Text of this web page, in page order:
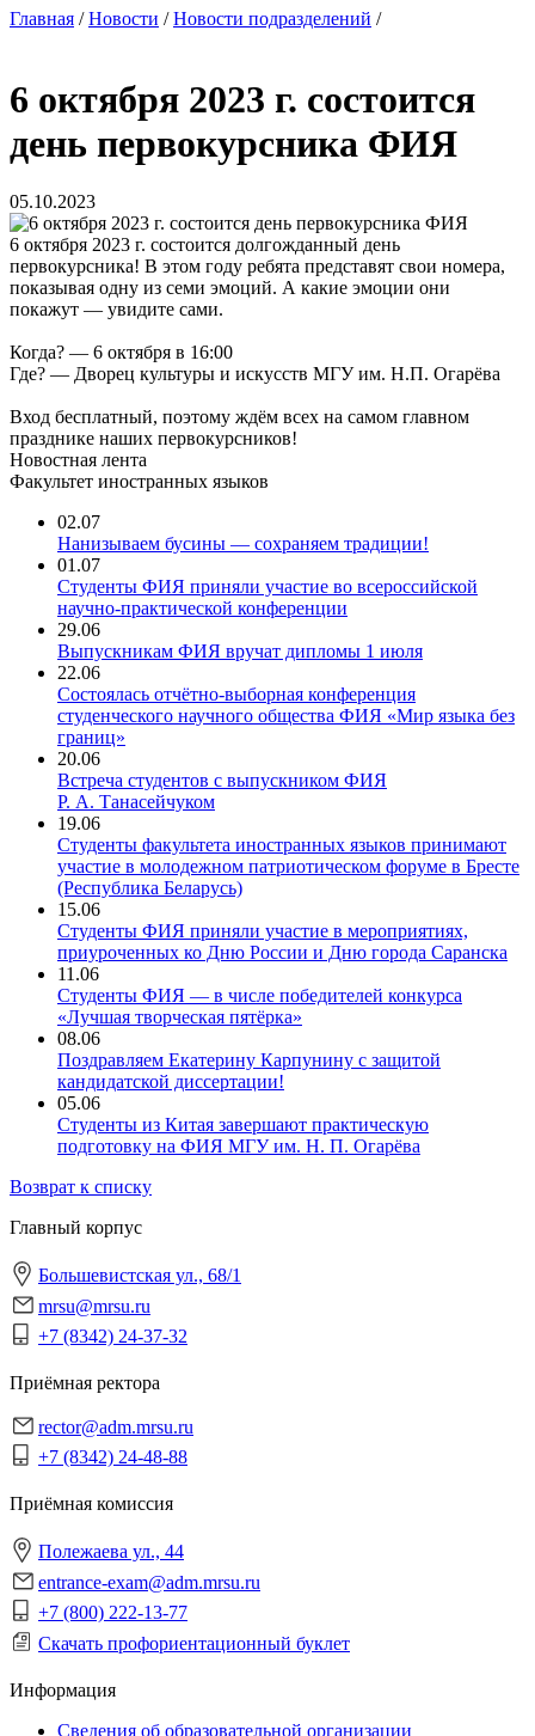
Главная /Новости /Новости подразделений /
6 октября 2023 г. состоится
день первокурсника ФИЯ
05.10.2023
6 октября 2023 г. состоится долгожданный день
первокурсника! В этом году ребята представят свои номера,
показывая одну из семи эмоций. А какие эмоции они
покажут — увидите сами.
Когда? — 6 октября в 16:00
Где? — Дворец культуры и искусств МГУ им. Н.П. Огарёва
Вход бесплатный, поэтому ждём всех на самом главном
празднике наших первокурсников!
Новостная лента
Факультет иностранных языков
02.07
Нанизываем бусины — сохраняем традиции!
01.07
Студенты ФИЯ приняли участие во всероссийской
научно-практической конференции
29.06
Выпускникам ФИЯ вручат дипломы 1 июля
22.06
Состоялась отчётно-выборная конференция
студенческого научного общества ФИЯ «Мир языка без
границ»
20.06
Встреча студентов с выпускником ФИЯ
Р. А. Танасейчуком
19.06
Студенты факультета иностранных языков принимают
участие в молодежном патриотическом форуме в Бресте
(Республика Беларусь)
15.06
Студенты ФИЯ приняли участие в мероприятиях,
приуроченных ко Дню России и Дню города Саранска
11.06
Студенты ФИЯ — в числе победителей конкурса
«Лучшая творческая пятёрка»
08.06
Поздравляем Екатерину Карпунину с защитой
кандидатской диссертации!
05.06
Студенты из Китая завершают практическую
подготовку на ФИЯ МГУ им. Н. П. Огарёва
Возврат к списку
Главный корпус
Большевистская ул., 68/1
mrsu@mrsu.ru
+7 (8342) 24-37-32
Приёмная ректора
rector@adm.mrsu.ru
+7 (8342) 24-48-88
Приёмная комиссия
Полежаева ул., 44
entrance-exam@adm.mrsu.ru
+7 (800) 222-13-77
Скачать профориентационный буклет
Информация
Сведения об образовательной организации